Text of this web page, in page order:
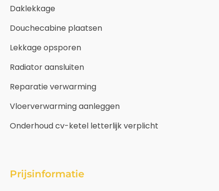
Daklekkage
Douchecabine plaatsen
Lekkage opsporen
Radiator aansluiten
Reparatie verwarming
Vloerverwarming aanleggen
Onderhoud cv-ketel letterlijk verplicht
Prijsinformatie